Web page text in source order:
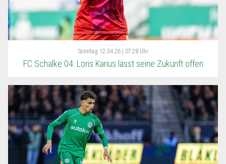
Sonntag 12.04.26 | 07:28 Uhr
FC Schalke 04: Loris Karius lässt seine Zukunft offen